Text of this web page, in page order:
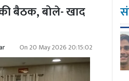
बैठक, बोले- खाद
On 20 May 2026 20:15:02